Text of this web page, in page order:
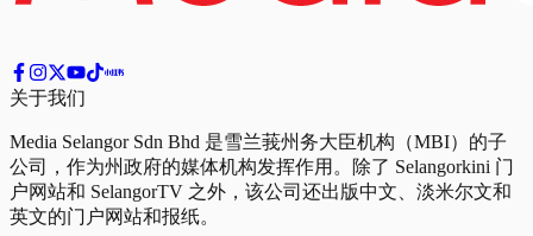
关于我们
Media Selangor Sdn Bhd 是雪兰莪州务大臣机构（MBI）的子
公司，作为州政府的媒体机构发挥作用。除了 Selangorkini 门
户网站和 SelangorTV 之外，该公司还出版中文、淡米尔文和
英文的门户网站和报纸。